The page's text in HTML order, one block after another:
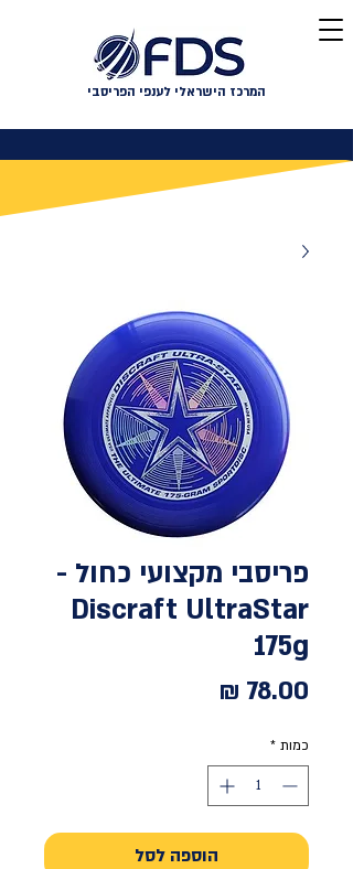
המרכז הישראלי לענפי הפריסבי
פריסבי מקצועי כחול -
Discraft UltraStar
175g
כמות *
הוספה לסל